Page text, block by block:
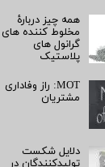
همه چیز دربارۀ
مخلوط کننده های
گرانول های
پلاستیک
MOT: راز وفاداری
مشتریان
دلایل شکست
تولیدکنندگان در